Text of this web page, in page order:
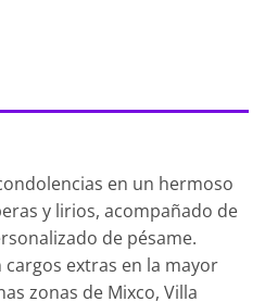
en un hermoso
y lirios, acompañado de
de pésame.
extras en la mayor
zonas de Mixco, Villa